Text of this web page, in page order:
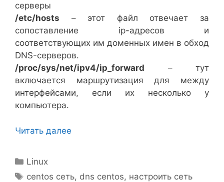
серверы
/etc/hosts – этот файл отвечает за
сопоставление ip-адресов и
соответствующих им доменных имен в обход
DNS-серверов.
/proc/sys/net/ipv4/ip_forward – тут
включается маршрутизация для между
интерфейсами, если их несколько у
компьютера.
Читать далее
Рубрики
Linux
Метки
centos сеть, dns centos, настроить сеть